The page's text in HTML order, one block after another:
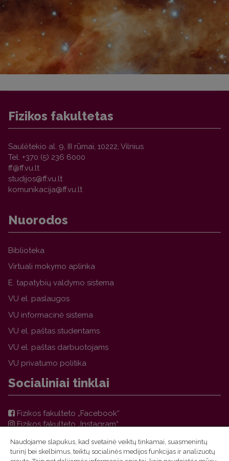
Fizikos fakultetas
Saulėtekio al. 9, III rūmai, 10222, Vilnius
Tel. +370 (5) 236 6000
Nuorodos
Biblioteka
Virtuali mokymo aplinka
E. tapatybių valdymo sistema
VU el. paslaugos
VU informacinė sistema
VU el. paštas studentams
VU el. paštas darbuotojams
VU privatumo politika
Socialiniai tinklai
Fizikos fakulteto „Facebook“
Fizikos fakulteto „Instagram“
VU FF TFAI Molėtų astronomijos observatorijos
„Facebook“
Naudojame slapukus, kad svetainė veiktų tinkamai, suasmenintų
turinį bei skelbimus, teiktų socialinės medijos funkcijas ir analizuotų